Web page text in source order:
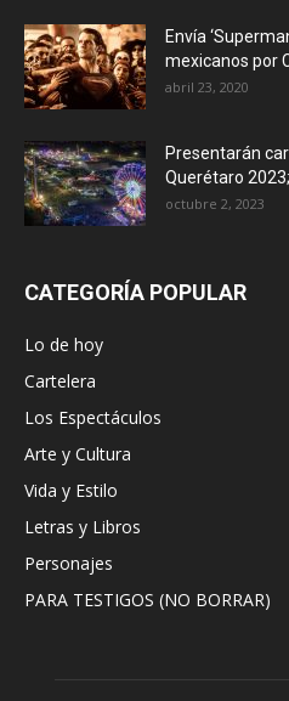
Envía
mexicanos por
abril 23, 2020
Presentarán
Querétaro
octubre 2, 2023
CATEGORÍA POPULAR
Lo de hoy
Cartelera
Los Espectáculos
Arte y Cultura
Vida y Estilo
Letras y Libros
Personajes
PARA TESTIGOS (NO BORRAR)